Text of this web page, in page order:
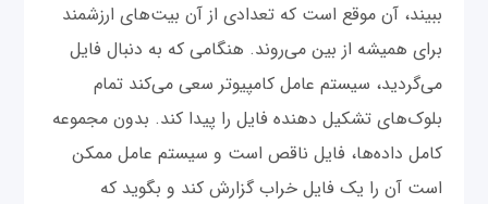
ببیند، آن موقع است که تعدادی از آن بیت‌های ارزشمند
برای همیشه از بین می‌روند. هنگامی که به دنبال فایل
می‌گردید، سیستم عامل کامپیوتر سعی می‌کند تمام
بلوک‌های تشکیل دهنده فایل را پیدا کند. بدون مجموعه
کامل داده‌ها، فایل ناقص است و سیستم عامل ممکن
است آن را یک فایل خراب گزارش کند و بگوید که